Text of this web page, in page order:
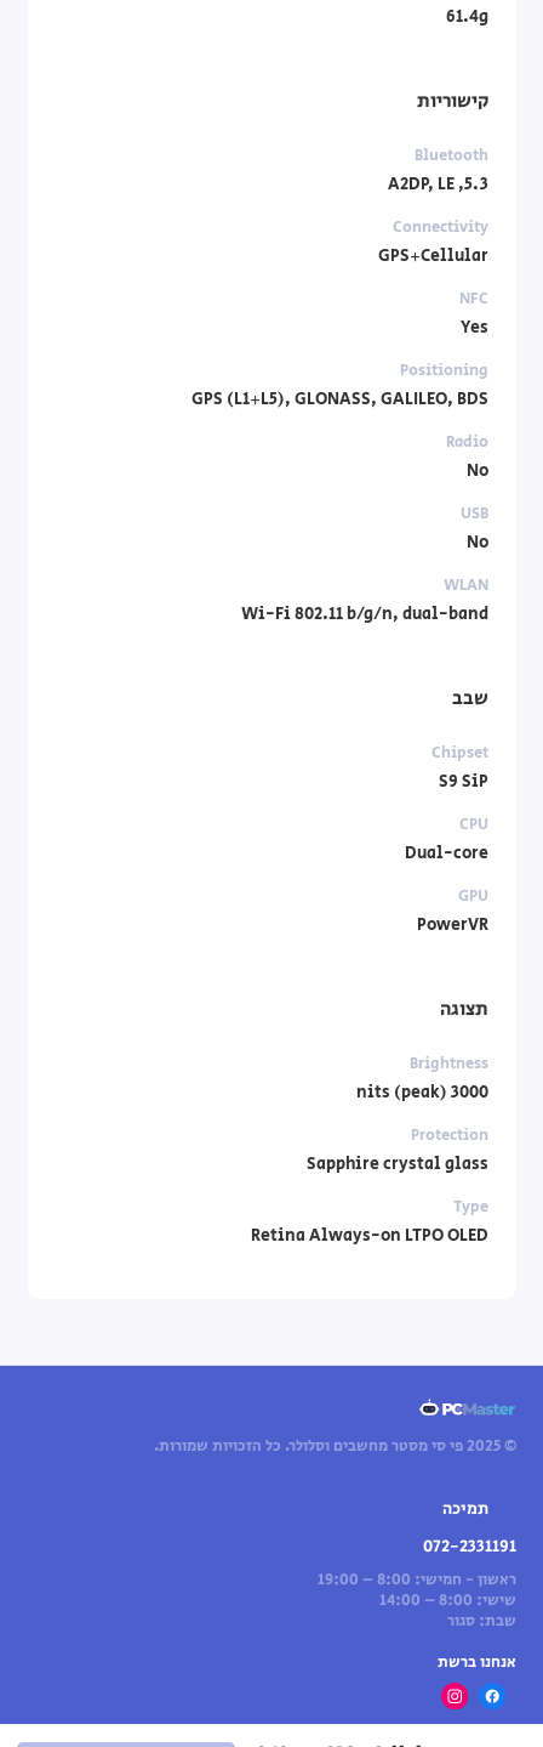
61.4g
קישוריות
Bluetooth
5.3, A2DP, LE
Connectivity
GPS+Cellular
NFC
Yes
Positioning
GPS (L1+L5), GLONASS, GALILEO, BDS
Radio
No
USB
No
WLAN
Wi-Fi 802.11 b/g/n, dual-band
שבב
Chipset
S9 SiP
CPU
Dual-core
GPU
PowerVR
תצוגה
Brightness
3000 nits (peak)
Protection
Sapphire crystal glass
Type
Retina Always-on LTPO OLED
© 2025 פי סי מסטר מחשבים וסלולר. כל הזכויות שמורות.
תמיכה
072-2331191
ראשון - חמישי: 8:00 – 19:00
שישי: 8:00 – 14:00
שבת: סגור
אנחנו ברשת